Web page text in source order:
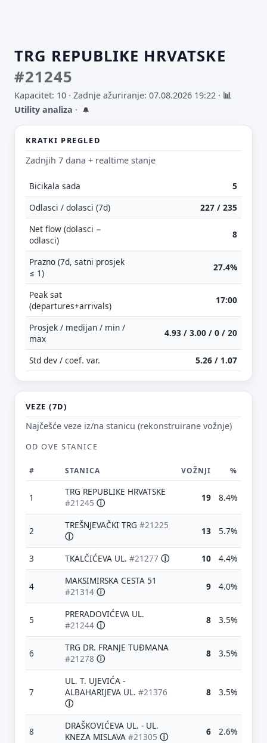
TRG REPUBLIKE HRVATSKE
#21245
Kapacitet: 10 · Zadnje ažuriranje: 07.08.2026 19:22 · 📊
Utility analiza · 🔔
KRATKI PREGLED
Zadnjih 7 dana + realtime stanje
Bicikala sada
5
Odlasci / dolasci (7d)
227 / 235
Net flow (dolasci −
odlasci)
8
Prazno (7d, satni prosjek
≤ 1)
27.4%
Peak sat
(departures+arrivals)
17:00
Prosjek / medijan / min /
max
4.93 / 3.00 / 0 / 20
Std dev / coef. var. 5.26 / 1.07
VEZE (7D)
Najčešće veze iz/na stanicu (rekonstruirane vožnje)
OD OVE STANICE
# STANICA VOŽNJI %
1
TRG REPUBLIKE HRVATSKE
#21245 ⓘ 19 8.4%
2
TREŠNJEVAČKI TRG #21225
ⓘ
13 5.7%
3 TKALČIĆEVA UL. #21277 ⓘ 10 4.4%
4
MAKSIMIRSKA CESTA 51
#21314 ⓘ 9 4.0%
5
PRERADOVIĆEVA UL.
#21244 ⓘ 8 3.5%
6
TRG DR. FRANJE TUĐMANA
#21278 ⓘ 8 3.5%
7
UL. T. UJEVIĆA -
ALBAHARIJEVA UL. #21376
ⓘ
8 3.5%
8
DRAŠKOVIĆEVA UL. - UL.
KNEZA MISLAVA #21305 ⓘ 6 2.6%